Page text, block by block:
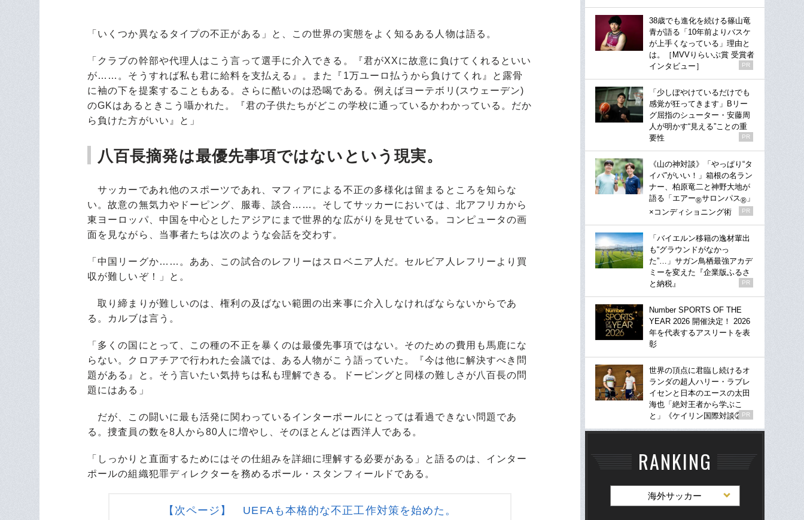
「いくつか異なるタイプの不正がある」と、この世界の実態をよく知るある人物は語る。
「クラブの幹部や代理人はこう言って選手に介入できる。『君がXXに故意に負けてくれるといい
が……。そうすれば私も君に給料を支払える』。また『1万ユーロ払うから負けてくれ』と露骨
に袖の下を提案することもある。さらに酷いのは恐喝である。例えばヨーテボリ(スウェーデン)
のGKはあるときこう囁かれた。『君の子供たちがどこの学校に通っているかわかっている。だか
ら負けた方がいい』と」
八百長摘発は最優先事項ではないという現実。
サッカーであれ他のスポーツであれ、マフィアによる不正の多様化は留まるところを知らな
い。故意の無気力やドーピング、服毒、談合……。そしてサッカーにおいては、北アフリカから
東ヨーロッパ、中国を中心としたアジアにまで世界的な広がりを見せている。コンピュータの画
面を見ながら、当事者たちは次のような会話を交わす。
「中国リーグか……。ああ、この試合のレフリーはスロベニア人だ。セルビア人レフリーより買
収が難しいぞ！」と。
取り締まりが難しいのは、権利の及ばない範囲の出来事に介入しなければならないからであ
る。カルブは言う。
「多くの国にとって、この種の不正を暴くのは最優先事項ではない。そのための費用も馬鹿にな
らない。クロアチアで行われた会議では、ある人物がこう語っていた。『今は他に解決すべき問
題がある』と。そう言いたい気持ちは私も理解できる。ドーピングと同様の難しさが八百長の問
題にはある」
だが、この闘いに最も活発に関わっているインターポールにとっては看過できない問題であ
る。捜査員の数を8人から80人に増やし、そのほとんどは西洋人である。
「しっかりと直面するためにはその仕組みを詳細に理解する必要がある」と語るのは、インター
ポールの組織犯罪ディレクターを務めるポール・スタンフィールドである。
【次ページ】 UEFAも本格的な不正工作対策を始めた。
38歳でも進化を続ける篠山竜
青が語る「10年前よりバスケ
が上手くなっている」理由と
は。［MVVりらいぶ賞 受賞者
インタビュー］
PR
「少しぼやけているだけでも
感覚が狂ってきます」Bリー
グ屈指のシューター・安藤周
人が明かす“見える”ことの重
要性
PR
《山の神対談》「やっぱり“タ
イパ”がいい！」箱根の名ラン
ナー、柏原竜二と神野大地が
語る「エアー®サロンパス® 」
×コンディショニング術
PR
「バイエルン移籍の逸材輩出
も“グラウンドがなかっ
た”…」サガン鳥栖最強アカデ
ミーを変えた『企業版ふるさ
と納税』
PR
Number SPORTS OF THE
YEAR 2026 開催決定！ 2026
年を代表するアスリートを表
彰
世界の頂点に君臨し続けるオ
ランダの超人ハリー・ラブレ
イセンと日本のエースの太田
海也「絶対王者から学ぶこ
と」《ケイリン国際対談②》
PR
RANKING
海外サッカー